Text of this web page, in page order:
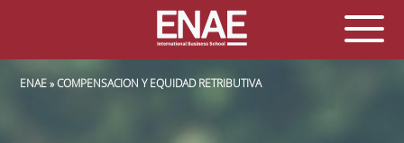
SOBRESCRIBIR ENLACES DE AYUDA A LA NAVEGACIÓN
ENAE COMPENSACION Y EQUIDAD RETRIBUTIVA